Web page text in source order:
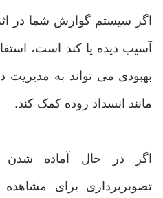
اگر سیستم گوارش شما در
آسیب دیده یا کند است،
بهبودی می تواند به
مانند انسداد روده کمک کند.
اگر در حال آماده شدن
تصویربرداری برای